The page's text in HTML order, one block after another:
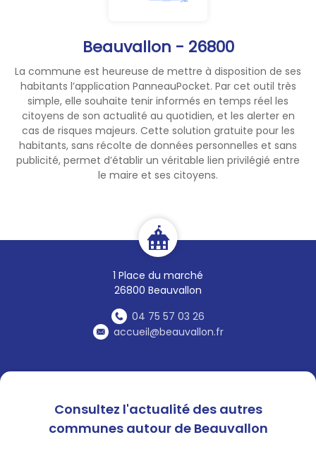
Beauvallon - 26800
La commune est heureuse de mettre à disposition de ses
habitants l’application PanneauPocket. Par cet outil très
simple, elle souhaite tenir informés en temps réel les
citoyens de son actualité au quotidien, et les alerter en
cas de risques majeurs. Cette solution gratuite pour les
habitants, sans récolte de données personnelles et sans
publicité, permet d’établir un véritable lien privilégié entre
le maire et ses citoyens.
1 Place du marché
26800 Beauvallon
04 75 57 03 26
accueil@beauvallon.fr
Consultez l'actualité des autres
communes autour de Beauvallon